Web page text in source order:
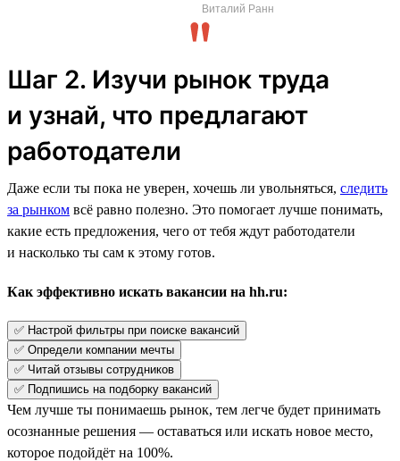
Виталий Ранн
Шаг 2. Изучи рынок труда
и узнай, что предлагают
работодатели
Даже если ты пока не уверен, хочешь ли увольняться, следить
за рынком всё равно полезно. Это помогает лучше понимать,
какие есть предложения, чего от тебя ждут работодатели
и насколько ты сам к этому готов.
Как эффективно искать вакансии на hh.ru:
✅ Настрой фильтры при поиске вакансий
✅ Определи компании мечты
✅ Читай отзывы сотрудников
✅ Подпишись на подборку вакансий
Чем лучше ты понимаешь рынок, тем легче будет принимать
осознанные решения — оставаться или искать новое место,
которое подойдёт на 100%.